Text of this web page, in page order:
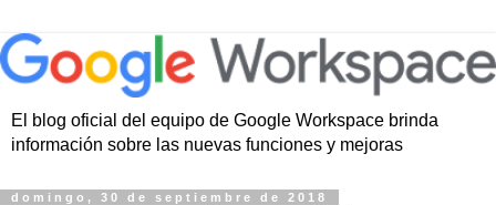
El blog oficial del equipo de Google Workspace brinda
información sobre las nuevas funciones y mejoras
domingo, 30 de septiembre de 2018